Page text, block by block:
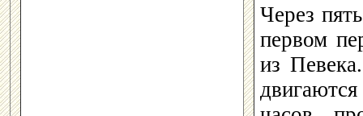
Через
первом
из